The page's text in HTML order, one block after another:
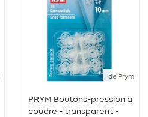
de Prym
PRYM Boutons-pression à
coudre - transparent -